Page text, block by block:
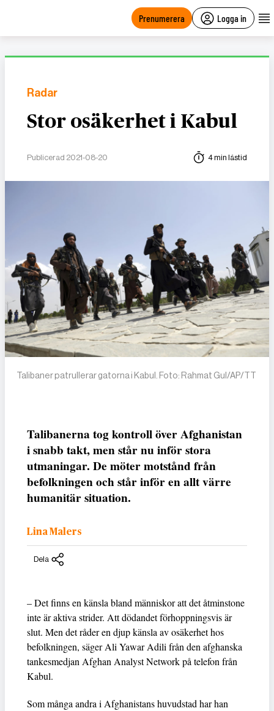
Prenumerera Logga in
Radar
Stor osäkerhet i Kabul
Publicerad 2021-08-20 4 min lästid
Talibaner patrullerar gatorna i Kabul. Foto: Rahmat Gul/AP/TT
Talibanerna tog kontroll över Afghanistan
i snabb takt, men står nu inför stora
utmaningar. De mötermotstånd från
befolkningen och står inför en allt värre
humanitär situation.
Lina Malers
Dela
– Det finns en känsla bland människor att det åtminstone
inte är aktiva strider. Att dödandet förhoppningsvis är
slut. Men det råder en djup känsla av osäkerhet hos
befolkningen, säger Ali Yawar Adili från den afghanska
tankesmedjan Afghan Analyst Network på telefon från
Kabul.
Som många andra i Afghanistans huvudstad har han